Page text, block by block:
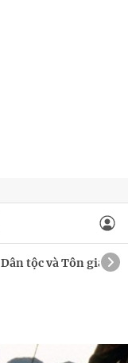
Dân tộc và Tôn giáo